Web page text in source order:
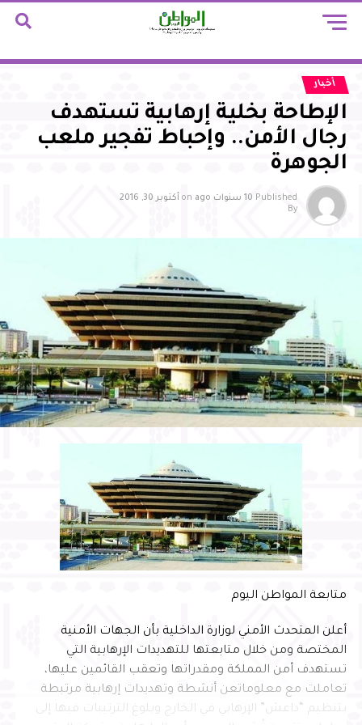
أخبار
الإطاحة بخلية إرهابية تستهدف
رجال الأمن.. وإحباط تفجير ملعب
الجوهرة
Published 10 سنوات ago on أكتوبر 30, 2016
By
متابعة المواطن اليوم
أعلن المتحدث الأمني لوزارة الداخلية بأن الجهات الأمنية
المختصة ومن خلال متابعتها للتهديدات الإرهابية التي
تستهدف أمن المملكة ومقدراتها وتعقب القائمين عليها،
تعاملت مع معلومات‏‏عن أنشطة وتهديدات إرهابية مرتبطة
بتنظيم “داعش” الإرهابي في الخارج وبلوغ الترتيبات فيها إلى